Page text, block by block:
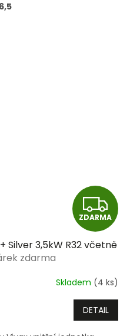
6,5
Z
D
A
R
M
A
ZDARMA
Silver 3,5kW R32 včetně
zdarma
Skladem (4 ks)
DETAIL